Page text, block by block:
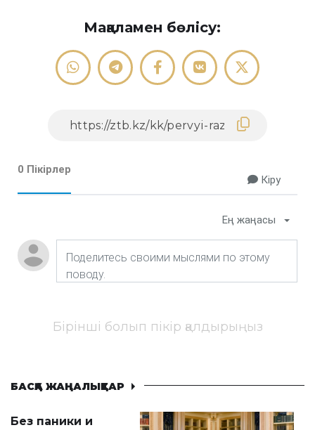
Мақаламен бөлісу:
0 Пікірлер
Кіру
Ең жаңасы
Бірінші болып пікір қалдырыңыз
БАСҚА ЖАҢАЛЫҚТАР
Без паники и